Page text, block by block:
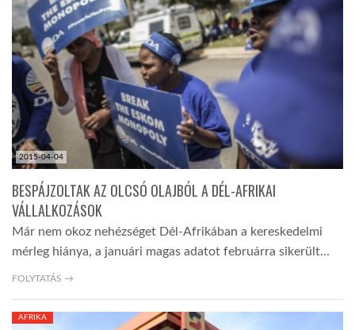
2015-04-04
BESPÁJZOLTAK AZ OLCSÓ OLAJBÓL A DÉL-AFRIKAI
VÁLLALKOZÁSOK
Már nem okoz nehézséget Dél-Afrikában a kereskedelmi
mérleg hiánya, a januári magas adatot februárra sikerült…
FOLYTATÁS →
AFRIKA